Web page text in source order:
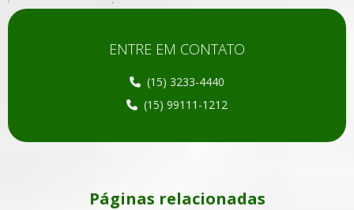
LAUDO CABINE PRIMÁRIA
LAUDO DE INSTALAÇÕES ELÉTRICAS NR10
ENTRE EM CONTATO
(15) 3233-4440
(15) 99111-1212
Páginas relacionadas